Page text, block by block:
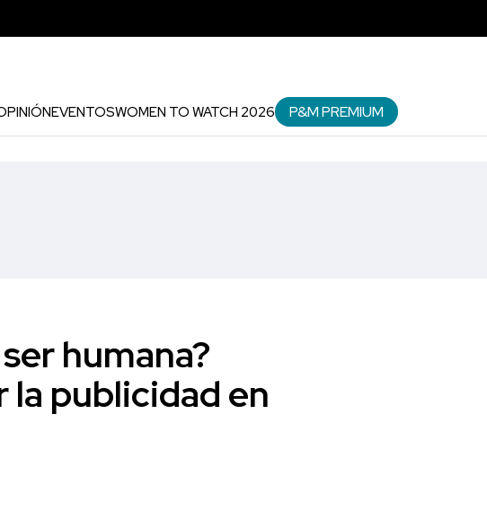
EVENTOSWOMEN TO WATCH 2026 P&M PREMIUM
humana?
la publicidad en